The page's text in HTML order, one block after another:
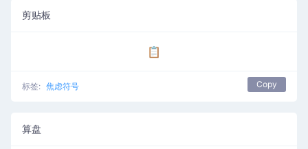
剪贴板
📋
标签: 焦虑符号 Copy
算盘